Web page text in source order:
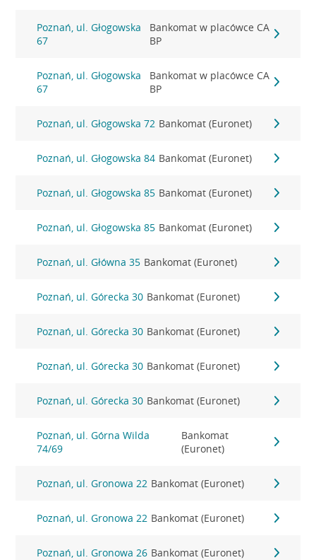
Poznań, ul. Głogowska
67
Bankomat w placówce CA
BP
Poznań, ul. Głogowska
67
Bankomat w placówce CA
BP
Poznań, ul. Głogowska 72 Bankomat (Euronet)
Poznań, ul. Głogowska 84 Bankomat (Euronet)
Poznań, ul. Głogowska 85 Bankomat (Euronet)
Poznań, ul. Głogowska 85 Bankomat (Euronet)
Poznań, ul. Główna 35 Bankomat (Euronet)
Poznań, ul. Górecka 30 Bankomat (Euronet)
Poznań, ul. Górecka 30 Bankomat (Euronet)
Poznań, ul. Górecka 30 Bankomat (Euronet)
Poznań, ul. Górecka 30 Bankomat (Euronet)
Poznań, ul. Górna Wilda
74/69
Bankomat
(Euronet)
Poznań, ul. Gronowa 22 Bankomat (Euronet)
Poznań, ul. Gronowa 22 Bankomat (Euronet)
Poznań, ul. Gronowa 26 Bankomat (Euronet)